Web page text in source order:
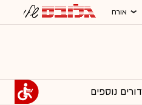
אורח
נוספים